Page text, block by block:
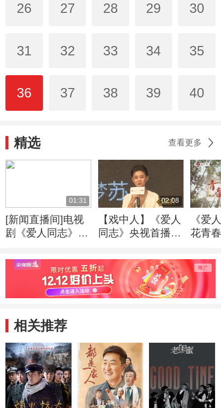
26 27 28 29 30
31 32 33 34 35
36 37 38 39 40
精选 查看更多
01:31
[新闻直播间]电视
剧《爱人同志》央
创作 致敬革命先
辈
02:08
【戏中人】《爱人
同志》央视首播
仰之美
《爱
花青
相关推荐